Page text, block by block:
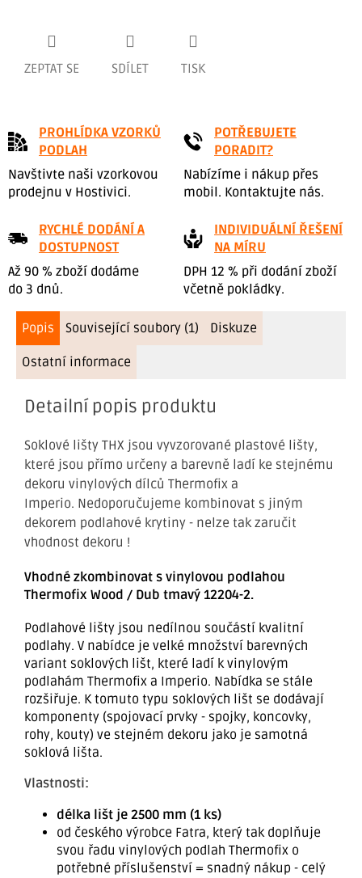
TISK
ZEPTAT SE SDÍLET
PROHLÍDKA VZORKŮ
PODLAH
Navštivte naši vzorkovou
prodejnu v Hostivici.
POTŘEBUJETE
PORADIT?
Nabízíme i nákup přes
mobil. Kontaktujte nás.
RYCHLÉ DODÁNÍ A
DOSTUPNOST
Až 90 % zboží dodáme
do 3 dnů.
INDIVIDUÁLNÍ ŘEŠENÍ
NA MÍRU
DPH 12 % při dodání zboží
včetně pokládky.
Popis Související soubory (1) Diskuze
Ostatní informace
Detailní popis produktu
Soklové lišty THX jsou vyvzorované plastové lišty,
které jsou přímo určeny a barevně ladí ke stejnému
dekoru vinylových dílců Thermofix a
Imperio. Nedoporučujeme kombinovat s jiným
dekorem podlahové krytiny - nelze tak zaručit
vhodnost dekoru !
Vhodné zkombinovat s vinylovou podlahou
Thermofix Wood / Dub tmavý 12204-2.
Podlahové lišty jsou nedílnou součástí kvalitní
podlahy. V nabídce je velké množství barevných
variant soklových lišt, které ladí k vinylovým
podlahám Thermofix a Imperio. Nabídka se stále
rozšiřuje. K tomuto typu soklových lišt se dodávají
komponenty (spojovací prvky - spojky, koncovky,
rohy, kouty) ve stejném dekoru jako je samotná
soklová lišta.
Vlastnosti:
délka lišt je 2500 mm (1 ks)
od českého výrobce Fatra, který tak doplňuje
svou řadu vinylových podlah Thermofix o
potřebné příslušenství = snadný nákup - celý